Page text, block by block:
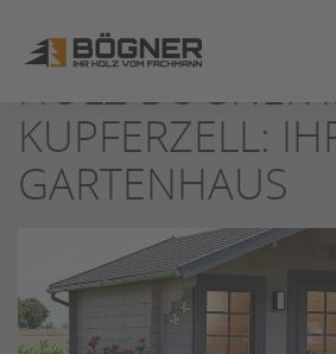
SEITENINHALT
HOLZ BÖGNER
KUPFERZELL:
GARTENHAUS